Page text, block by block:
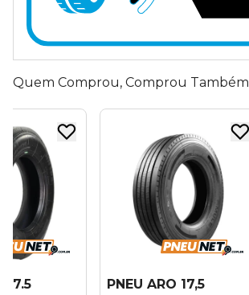
Quem Comprou, Comprou Também
17.5
PNEU ARO 17,5